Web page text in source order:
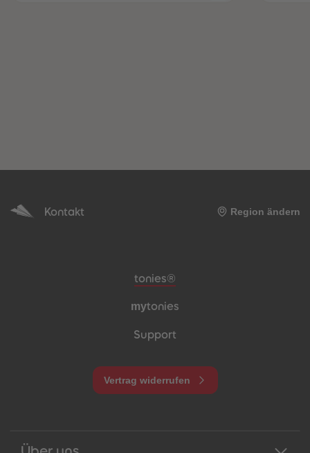
Kontakt Region ändern
Meta-Navigation Footer
tonies®
mytonies
Support
Vertrag widerrufen